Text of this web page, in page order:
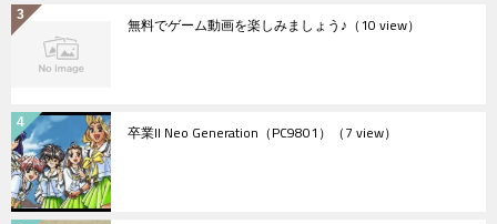
無料でゲーム動画を楽しみましょう♪ （10 view）
卒業II Neo Generation（PC9801） （7 view）